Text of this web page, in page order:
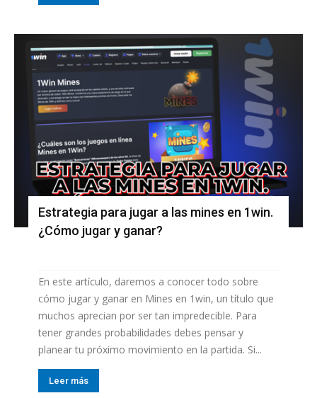
Estrategia para jugar a las mines en 1win.
¿Cómo jugar y ganar?
En este artículo, daremos a conocer todo sobre
cómo jugar y ganar en Mines en 1win, un título que
muchos aprecian por ser tan impredecible. Para
tener grandes probabilidades debes pensar y
planear tu próximo movimiento en la partida. Si...
Leer más